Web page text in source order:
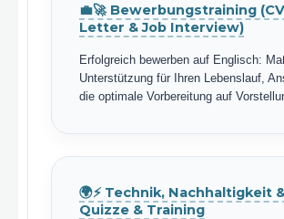
💼🚀 Bewerbungstraining
Letter & Job Interview)
Erfolgreich bewerben auf Englisch:
Unterstützung für Ihren Lebenslauf,
die optimale Vorbereitung auf
🌍⚡ Technik, Nachhaltigkeit
Quizze & Training